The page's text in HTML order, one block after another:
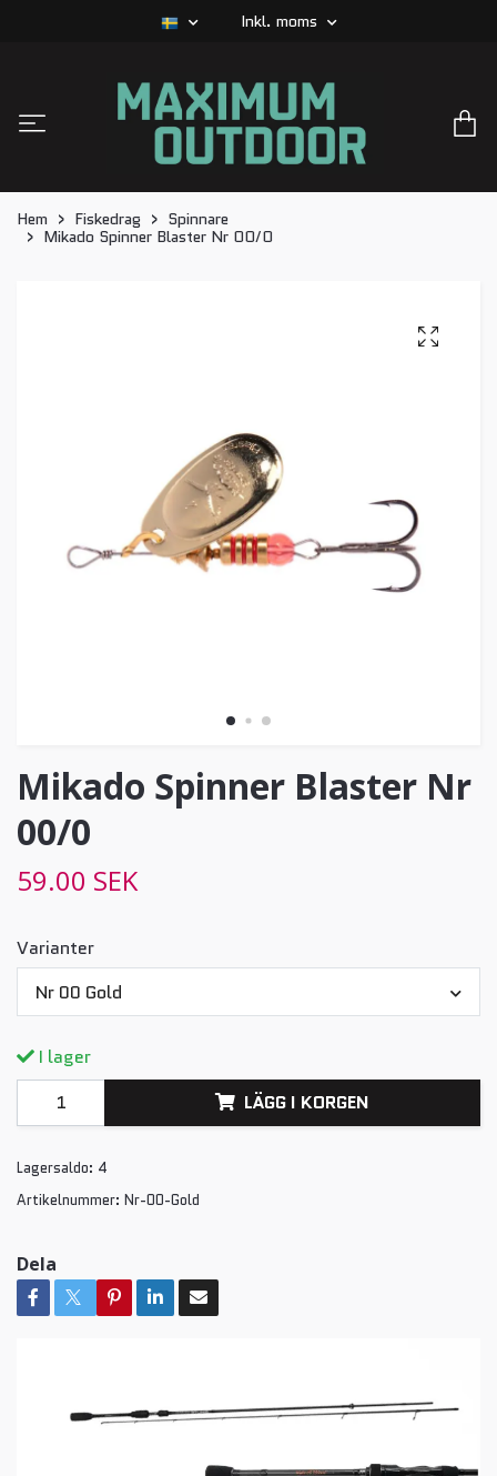
Inkl. moms
Hem Fiskedrag
Spinnare
Mikado Spinner Blaster Nr 00/0
Mikado Spinner Blaster Nr
00/0
59.00 SEK
Varianter
Nr 00 Gold
I lager
LÄGG I KORGEN
Lagersaldo: 4
Artikelnummer: Nr-00-Gold
Dela